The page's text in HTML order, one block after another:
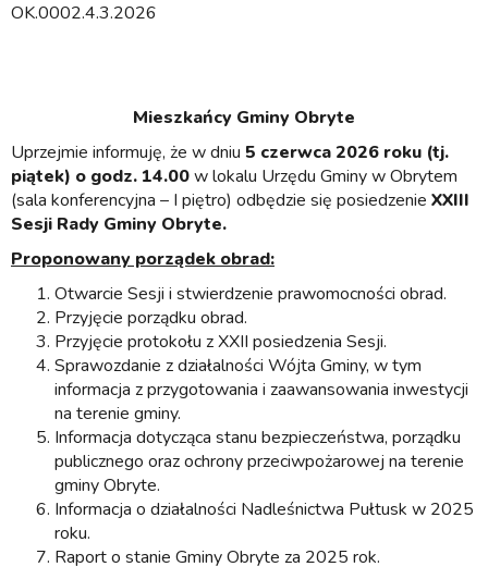
OK.0002.4.3.2026
Mieszkańcy Gminy Obryte
Uprzejmie informuję, że w dniu 5 czerwca 2026 roku (tj.
piątek) o godz. 14.00w lokalu Urzędu Gminy w Obrytem
(sala konferencyjna – I piętro) odbędzie się posiedzenie XXIII
Sesji Rady Gminy Obryte.
Proponowany porządek obrad:
Otwarcie Sesji i stwierdzenie prawomocności obrad.
Przyjęcie porządku obrad.
Przyjęcie protokołu z XXII posiedzenia Sesji.
Sprawozdanie z działalności Wójta Gminy, w tym
informacja z przygotowania i zaawansowania inwestycji
na terenie gminy.
Informacja dotycząca stanu bezpieczeństwa, porządku
publicznego oraz ochrony przeciwpożarowej na terenie
gminy Obryte.
Informacja o działalności Nadleśnictwa Pułtusk w 2025
roku.
Raport o stanie Gminy Obryte za 2025 rok.